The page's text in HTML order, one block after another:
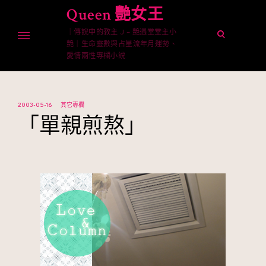
content
Queen 艷女王
｜傳說中的教主 J – 艷遇堂堂主小
艷｜生命靈數與占星流年月運勢、
愛情兩性專欄小說
open
2003-05-16 其它專欄
「單親煎熬」